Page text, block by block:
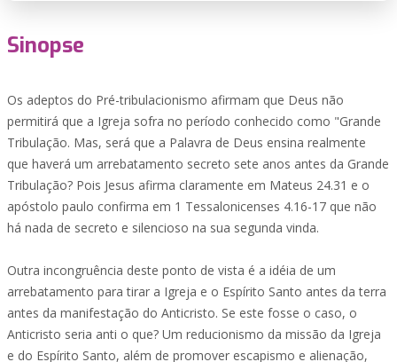
Sinopse
Os adeptos do Pré-tribulacionismo afirmam que Deus não
permitirá que a Igreja sofra no período conhecido como "Grande
Tribulação. Mas, será que a Palavra de Deus ensina realmente
que haverá um arrebatamento secreto sete anos antes da Grande
Tribulação? Pois Jesus afirma claramente em Mateus 24.31 e o
apóstolo paulo confirma em 1 Tessalonicenses 4.16-17 que não
há nada de secreto e silencioso na sua segunda vinda.
Outra incongruência deste ponto de vista é a idéia de um
arrebatamento para tirar a Igreja e o Espírito Santo antes da terra
antes da manifestação do Anticristo. Se este fosse o caso, o
Anticristo seria anti o que? Um reducionismo da missão da Igreja
e do Espírito Santo, além de promover escapismo e alienação,